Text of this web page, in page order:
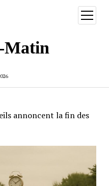
Matin
ouvrir
menu
annoncent la fin des